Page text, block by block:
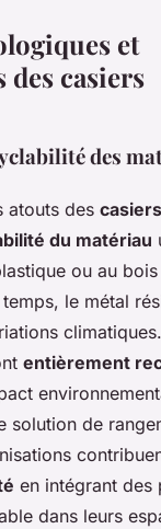
et
des casiers
des
atouts des
du matériau
ou au
le métal
entièrement
solution de
en intégrant des
dans leurs